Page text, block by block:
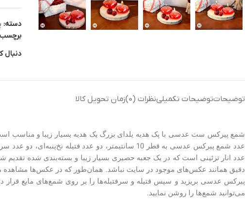
دسته:
دنبال
توضیحاتتوضیحات تکمیلینظرات (0) زمان تحویل کالا
عدد انار تزئینی است که در یک جعبه حصیری بسیار زیبا و بسته‌بندی شده
دقیق همانند عکس‌های موجود در سایت نباشد. همان‌طور که در عکس‌ها مشاهده
پیرکس عدسی بریزید و سپس فتیله و سرفتیله‌ها را بر روی شمع‌های مایع قرار
می‌توانید شمع‌ها را روشن نمایید.